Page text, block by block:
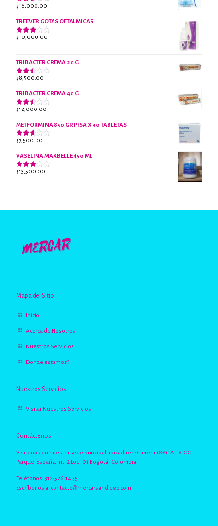
era:
Valorado
2.61
de 5
$16,000.00
TREEVER GOTAS OFTALMICAS
Valorado
$10,000.00
TRIBACTER CREMA 20 G
Valorado
2.45
de 5
$8,500.00
TRIBACTER CREMA 40 G
Valorado
2.40
de 5
$12,000.00
METFORMINA 850 GR PISA X 30 TABLETAS
Valorado
2.62
de 5
$7,500.00
VASELINA MAXBELLE 450 ML
Valorado
$13,500.00
Mapa del Sitio
Inicio
Acerca de Nosotros
Nuestros Servicios
Donde estamos?
Nuestros Servicios
Visitar Nuestros Servicios
Contáctenos
Visitenos en nuestra sede principal ubicada en: Carrera 18#11A-16, C.C
Parque. España, Int. 2 Loc 101 Bogotá - Colombia.
Teléfonos: 312-526.14.35
Escríbenos a: contacto@mercarsandiego.com